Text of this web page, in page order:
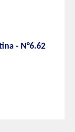
- N°6.62